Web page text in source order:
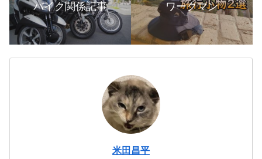
バイク関係記事 ワークマン
米田昌平